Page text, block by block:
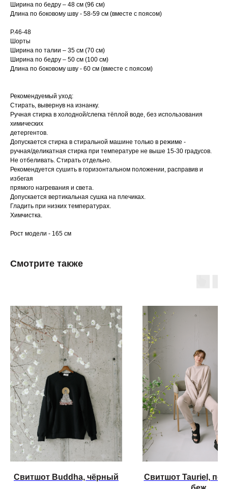
Ширина по бедру – 48 см (96 см)
Длина по боковому шву - 58-59 см (вместе с поясом)
Р.46-48
Шорты
Ширина по талии – 35 см (70 см)
Ширина по бедру – 50 см (100 см)
Длина по боковому шву - 60 см (вместе с поясом)
Рекомендуемый уход:
Стирать, вывернув на изнанку.
Ручная стирка в холодной/слегка тёплой воде, без использования
химических
детергентов.
Допускается стирка в стиральной машине только в режиме -
ручная/деликатная стирка при температуре не выше 15-30 градусов.
Не отбеливать. Стирать отдельно.
Рекомендуется сушить в горизонтальном положении, расправив и
избегая
прямого нагревания и света.
Допускается вертикальная сушка на плечиках.
Гладить при низких температурах.
Химчистка.
Рост модели - 165 см
Смотрите также
Свитшот Buddha, чёрный
Свитшот Tauriel,